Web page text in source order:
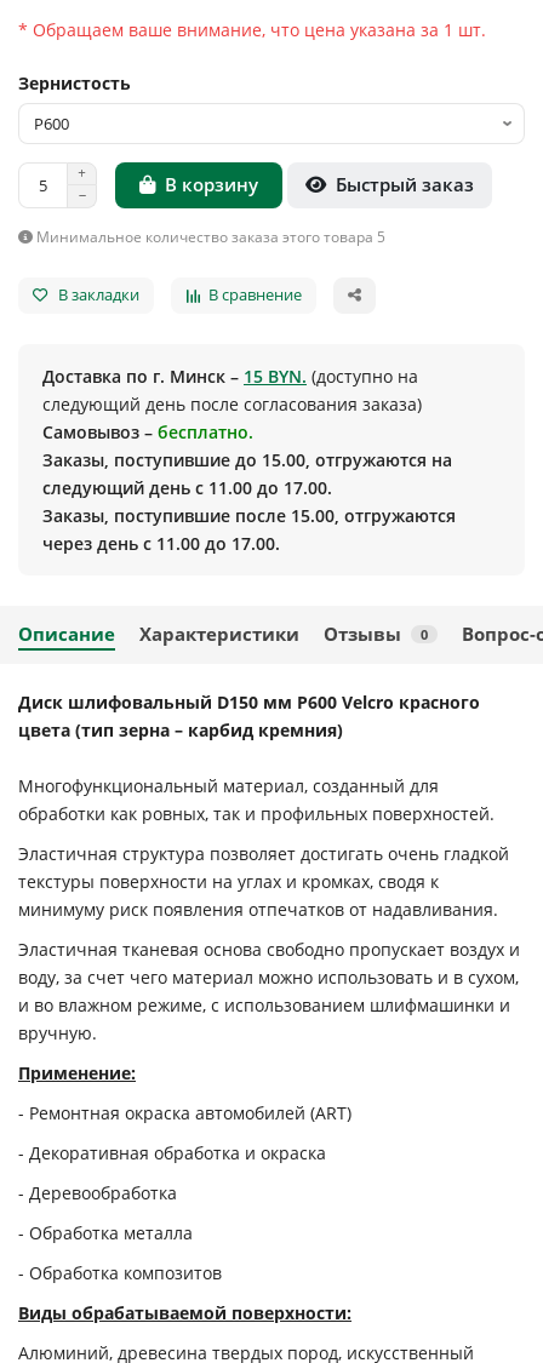
* Обращаем ваше внимание, что цена указана за 1 шт.
Зернистость
В корзину Быстрый заказ
Минимальное количество заказа этого товара 5
В закладки В сравнение
Доставка по г. Минск – 15 BYN. (доступно на
следующий день после согласования заказа)
Самовывоз – бесплатно.
Заказы, поступившие до 15.00, отгружаются на
следующий день с 11.00 до 17.00.
Заказы, поступившие после 15.00, отгружаются
через день с 11.00 до 17.00.
Описание Характеристики Отзывы 0 Вопрос-
Диск шлифовальный D150 мм P600 Velcro красного
цвета (тип зерна – карбид кремния)
Многофункциональный материал, созданный для
обработки как ровных, так и профильных поверхностей.
Эластичная структура позволяет достигать очень гладкой
текстуры поверхности на углах и кромках, сводя к
минимуму риск появления отпечатков от надавливания.
Эластичная тканевая основа свободно пропускает воздух и
воду, за счет чего материал можно использовать и в сухом,
и во влажном режиме, с использованием шлифмашинки и
вручную.
Применение:
- Ремонтная окраска автомобилей (ART)
- Декоративная обработка и окраска
- Деревообработка
- Обработка металла
- Обработка композитов
Виды обрабатываемой поверхности:
Алюминий, древесина твердых пород, искусственный